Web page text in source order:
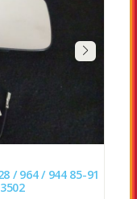
/ 964 / 944 85-91